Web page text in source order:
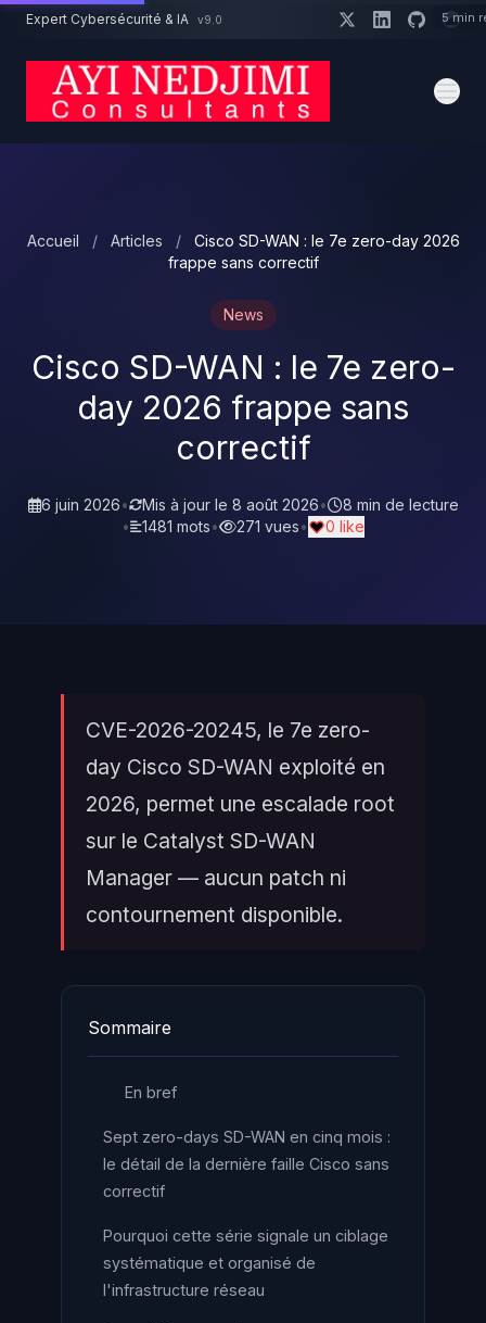
Aller au contenu principal
Expert Cybersécurité & IA v9.0
Accueil / Articles /
Cisco SD-WAN : le 7e zero-day 2026
frappe sans correctif
News
Cisco SD-WAN : le 7e zero-
day 2026 frappe sans
correctif
6 juin 2026• Mis à jour le 8 août 2026•
8 min de lecture
•
1481 mots• 271 vues• 0 like
CVE-2026-20245, le 7e zero-
day Cisco SD-WAN exploité en
2026, permet une escalade root
sur le Catalyst SD-WAN
Manager — aucun patch ni
contournement disponible.
Sommaire
En bref
Sept zero-days SD-WAN en cinq mois :
le détail de la dernière faille Cisco sans
correctif
Pourquoi cette série signale un ciblage
systématique et organisé de
l'infrastructure réseau
Un projet cybersécurité ? 5 min